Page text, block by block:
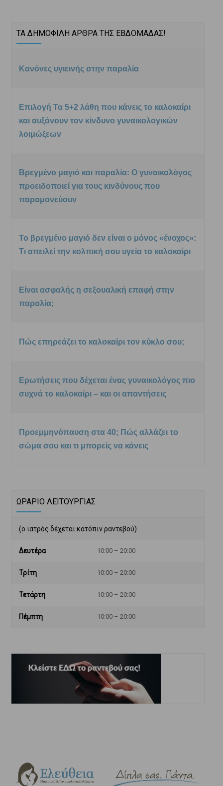
ΤΑ ΔΗΜΟΦΙΛΗ ΑΡΘΡΑ ΤΗΣ ΕΒΔΟΜΑΔΑΣ!
Κανόνες υγιεινής στην παραλία
Επιλογή Τα 5+2 λάθη που κάνεις το καλοκαίρι
και αυξάνουν τον κίνδυνο γυναικολογικών
λοιμώξεων
Βρεγμένο μαγιό και παραλία: Ο γυναικολόγος
προειδοποιεί για τους κινδύνους που
παραμονεύουν
Το βρεγμένο μαγιό δεν είναι ο μόνος «ένοχος»:
Τι απειλεί την κολπική σου υγεία το καλοκαίρι
Είναι ασφαλής η σεξουαλική επαφή στην
παραλία;
Πώς επηρεάζει το καλοκαίρι τον κύκλο σου;
Ερωτήσεις που δέχεται ένας γυναικολόγος πιο
συχνά το καλοκαίρι – και οι απαντήσεις
Προεμμηνόπαυση στα 40; Πώς αλλάζει το
σώμα σου και τι μπορείς να κάνεις
ΩΡΑΡΙΟ ΛΕΙΤΟΥΡΓΙΑΣ
(ο ιατρός δέχεται κατόπιν ραντεβού)
Δευτέρα 10:00 – 20:00
Τρίτη 10:00 – 20:00
Τετάρτη 10:00 – 20:00
Πέμπτη 10:00 – 20:00